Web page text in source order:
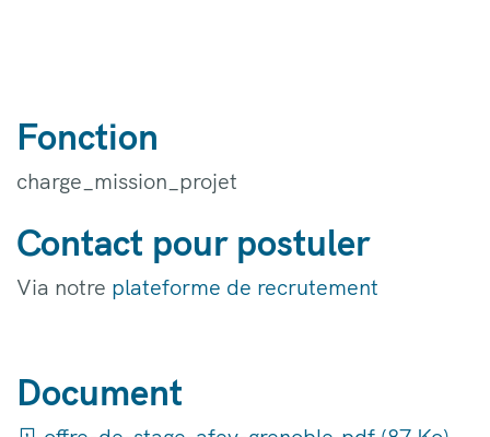
Fonction
charge_mission_projet
Contact pour postuler
Via notre plateforme de recrutement
Document